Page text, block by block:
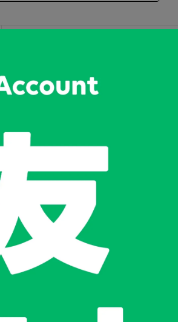
燃燒時間約3小時，特製的包裝盒可將
路一宮地區開始製作線香，在日本全